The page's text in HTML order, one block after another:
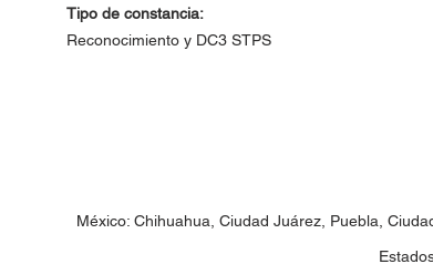
Tipo de constancia:
Reconocimiento y DC3 STPS
México: Chihuahua, Ciudad Juárez, Puebla,